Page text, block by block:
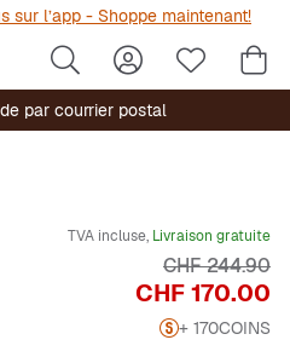
sur l’app - Shoppe maintenant!
par courrier postal
TVA incluse, Livraison gratuite
Prix
CHF 170.00
Prix original
CHF 244.90
+ 170COINS